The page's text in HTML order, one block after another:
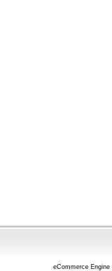
eCommerce